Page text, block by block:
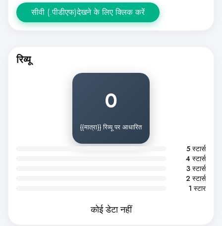
सीवी (.पीडीएफ)देखने के लिए क्लिक करें
रिव्यू
0
{{मात्रा}} रिव्यू पर आधारित
5 स्टार्स
4 स्टार्स
3 स्टार्स
2 स्टार्स
1 स्टार
कोई डेटा नहीं